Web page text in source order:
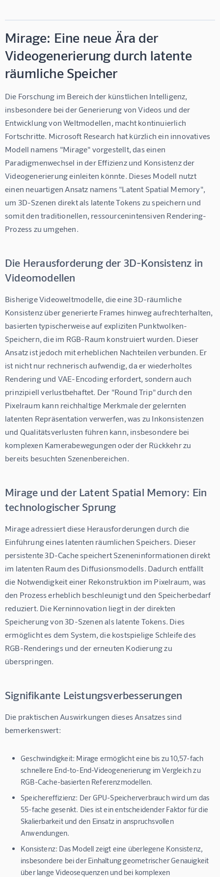
Mirage: Eine neue Ära der
Videogenerierung durch latente
räumliche Speicher
Die Forschung im Bereich der künstlichen Intelligenz,
insbesondere bei der Generierung von Videos und der
Entwicklung von Weltmodellen, macht kontinuierlich
Fortschritte. Microsoft Research hat kürzlich ein innovatives
Modell namens "Mirage" vorgestellt, das einen
Paradigmenwechsel in der Effizienz und Konsistenz der
Videogenerierung einleiten könnte. Dieses Modell nutzt
einen neuartigen Ansatz namens "Latent Spatial Memory",
um 3D-Szenen direkt als latente Tokens zu speichern und
somit den traditionellen, ressourcenintensiven Rendering-
Prozess zu umgehen.
Die Herausforderung der 3D-Konsistenz in
Videomodellen
Bisherige Videoweltmodelle, die eine 3D-räumliche
Konsistenz über generierte Frames hinweg aufrechterhalten,
basierten typischerweise auf expliziten Punktwolken-
Speichern, die im RGB-Raum konstruiert wurden. Dieser
Ansatz ist jedoch mit erheblichen Nachteilen verbunden. Er
ist nicht nur rechnerisch aufwendig, da er wiederholtes
Rendering und VAE-Encoding erfordert, sondern auch
prinzipiell verlustbehaftet. Der "Round Trip" durch den
Pixelraum kann reichhaltige Merkmale der gelernten
latenten Repräsentation verwerfen, was zu Inkonsistenzen
und Qualitätsverlusten führen kann, insbesondere bei
komplexen Kamerabewegungen oder der Rückkehr zu
bereits besuchten Szenenbereichen.
Mirage und der Latent Spatial Memory: Ein
technologischer Sprung
Mirage adressiert diese Herausforderungen durch die
Einführung eines latenten räumlichen Speichers. Dieser
persistente 3D-Cache speichert Szeneninformationen direkt
im latenten Raum des Diffusionsmodells. Dadurch entfällt
die Notwendigkeit einer Rekonstruktion im Pixelraum, was
den Prozess erheblich beschleunigt und den Speicherbedarf
reduziert. Die Kerninnovation liegt in der direkten
Speicherung von 3D-Szenen als latente Tokens. Dies
ermöglicht es dem System, die kostspielige Schleife des
RGB-Renderings und der erneuten Kodierung zu
überspringen.
Signifikante Leistungsverbesserungen
Die praktischen Auswirkungen dieses Ansatzes sind
bemerkenswert:
Geschwindigkeit: Mirage ermöglicht eine bis zu 10,57-fach
schnellere End-to-End-Videogenerierung im Vergleich zu
RGB-Cache-basierten Referenzmodellen.
Speichereffizienz: Der GPU-Speicherverbrauch wird um das
55-fache gesenkt. Dies ist ein entscheidender Faktor für die
Skalierbarkeit und den Einsatz in anspruchsvollen
Anwendungen.
Konsistenz: Das Modell zeigt eine überlegene Konsistenz,
insbesondere bei der Einhaltung geometrischer Genauigkeit
über lange Videosequenzen und bei komplexen